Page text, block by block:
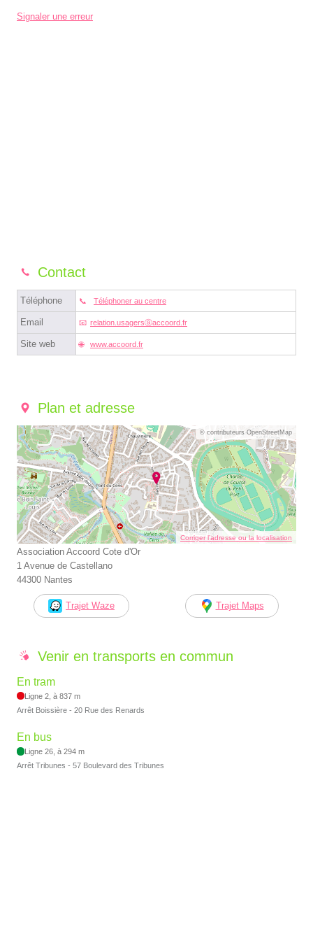
Signaler une erreur
Contact
Téléphone Téléphoner au centre
Email relation.usagersⓐaccoord.fr
Site web www.accoord.fr
Plan et adresse
© contributeurs OpenStreetMap
Corriger l’adresse ou la localisation
Association Accoord Cote d'Or
1 Avenue de Castellano
44300 Nantes
Trajet Waze Trajet Maps
Venir en transports en commun
En tram
Ligne 2, à 837 m
Arrêt Boissière - 20 Rue des Renards
En bus
Ligne 26, à 294 m
Arrêt Tribunes - 57 Boulevard des Tribunes